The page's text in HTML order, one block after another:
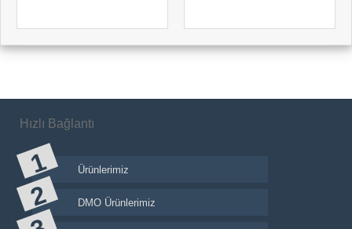
Hızlı Bağlantı
Ürünlerimiz
DMO Ürünlerimiz